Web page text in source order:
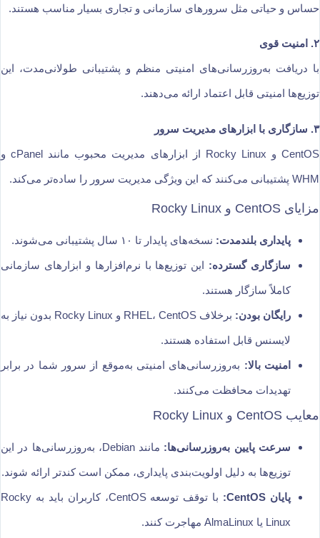
حساس و حیاتی مثل سرورهای سازمانی و تجاری بسیار مناسب هستند.
۲. امنیت قوی
با دریافت به‌روزرسانی‌های امنیتی منظم و پشتیبانی طولانی‌مدت، این
توزیع‌ها امنیتی قابل اعتماد ارائه می‌دهند.
۳. سازگاری با ابزارهای مدیریت سرور
CentOS و Rocky Linux از ابزارهای مدیریت محبوب مانند cPanel و
WHM پشتیبانی می‌کنند که این ویژگی مدیریت سرور را ساده‌تر می‌کند.
مزایای CentOS و Rocky Linux
پایداری بلندمدت: نسخه‌های پایدار تا ۱۰ سال پشتیبانی می‌شوند.
سازگاری گسترده: این توزیع‌ها با نرم‌افزارها و ابزارهای سازمانی
کاملاً سازگار هستند.
رایگان بودن: برخلاف RHEL، CentOS و Rocky Linux بدون نیاز به
لایسنس قابل استفاده هستند.
امنیت بالا: به‌روزرسانی‌های امنیتی به‌موقع از سرور شما در برابر
تهدیدات محافظت می‌کنند.
معایب CentOS و Rocky Linux
سرعت پایین به‌روزرسانی‌ها: مانند Debian، به‌روزرسانی‌ها در این
توزیع‌ها به دلیل اولویت‌بندی پایداری، ممکن است کندتر ارائه شوند.
پایان CentOS: با توقف توسعه CentOS، کاربران باید به Rocky
Linux یا AlmaLinux مهاجرت کنند.